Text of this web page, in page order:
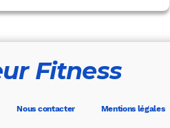
Fitness
Nous contacter Mentions légales